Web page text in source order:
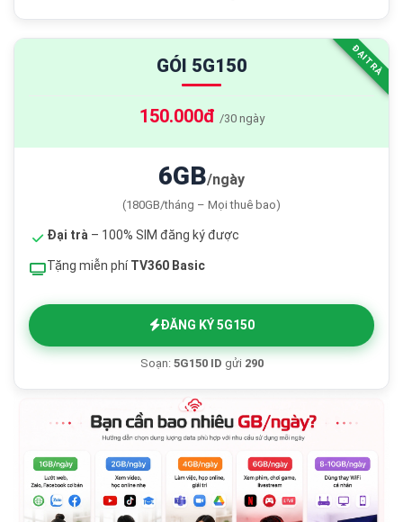
ĐẠI TRÀ
GÓI 5G150
150.000đ /30 ngày
6GB/ngày
(180GB/tháng – Mọi thuê bao)
Đại trà – 100% SIM đăng ký được
Tặng miễn phíTV360 Basic
ĐĂNG KÝ 5G150
Soạn: 5G150 ID gửi 290